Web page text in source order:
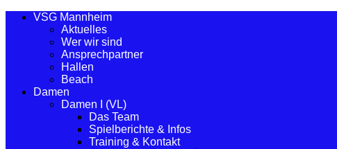
VSG Mannheim
Aktuelles
Wer wir sind
Ansprechpartner
Hallen
Beach
Damen
Damen I (VL)
Das Team
Spielberichte & Infos
Training & Kontakt